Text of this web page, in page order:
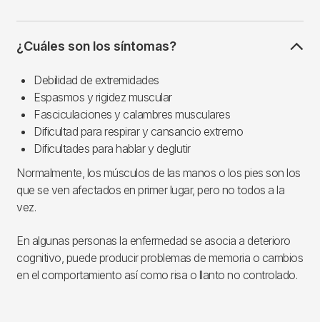
¿Cuáles son los síntomas?
Debilidad de extremidades
Espasmos y rigidez muscular
Fasciculaciones y calambres musculares
Dificultad para respirar y cansancio extremo
Dificultades para hablar y deglutir
Normalmente, los músculos de las manos o los pies son los
que se ven afectados en primer lugar, pero no todos a la
vez.
En algunas personas la enfermedad se asocia a deterioro
cognitivo, puede producir problemas de memoria o cambios
en el comportamiento así como risa o llanto no controlado.